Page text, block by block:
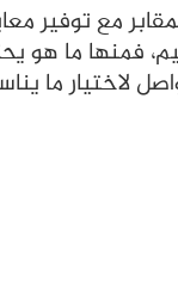
مع توفير
فمنها ما
لاختيار ما